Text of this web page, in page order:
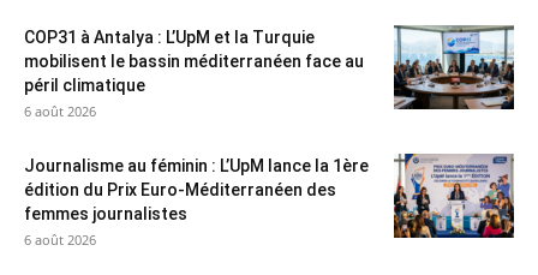
COP31 à Antalya : L’UpM et la Turquie
mobilisent le bassin méditerranéen face au
péril climatique
6 août 2026
Journalisme au féminin : L’UpM lance la 1ère
édition du Prix Euro-Méditerranéen des
femmes journalistes
6 août 2026